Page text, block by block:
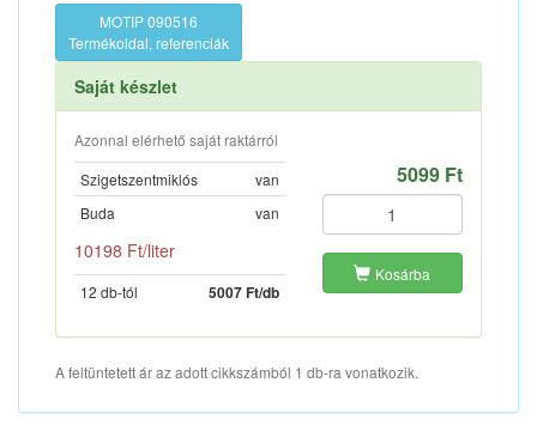
MOTIP 090516
Termékoldal, referenciák
Saját készlet
Azonnal elérhető saját raktárról
Szigetszentmiklós
van
Buda
van
10198 Ft/liter
12 db-tól 5007 Ft/db
5099 Ft
Kosárba
A feltüntetett ár az adott cikkszámból 1 db-ra vonatkozik.